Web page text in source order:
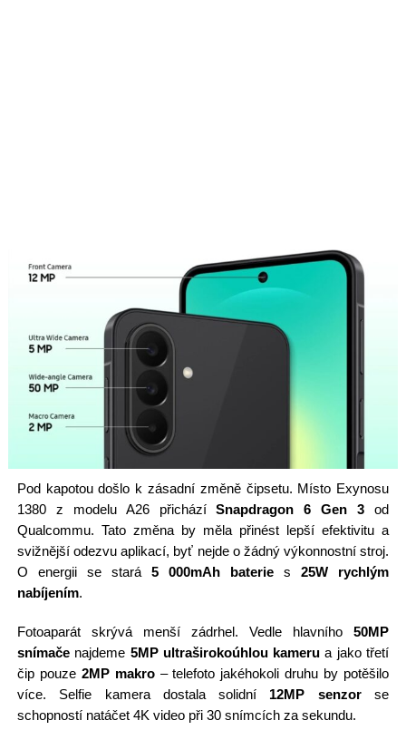
Pod kapotou došlo k zásadní změně čipsetu. Místo Exynosu
1380 z modelu A26 přicházíSnapdragon 6 Gen 3 od
Qualcommu. Tato změna by měla přinést lepší efektivitu a
svižnější odezvu aplikací, byť nejde o žádný výkonnostní stroj.
O energii se stará5 000mAh baterie s25W rychlým
nabíjením.
Fotoaparát skrývá menší zádrhel. Vedle hlavního50MP
snímačenajdeme 5MP ultraširokoúhlou kameru a jako třetí
čip pouze 2MP makro– telefoto jakéhokoli druhu by potěšilo
více. Selfie kamera dostala solidní 12MP senzorse
schopností natáčet 4K video při 30 snímcích za sekundu.